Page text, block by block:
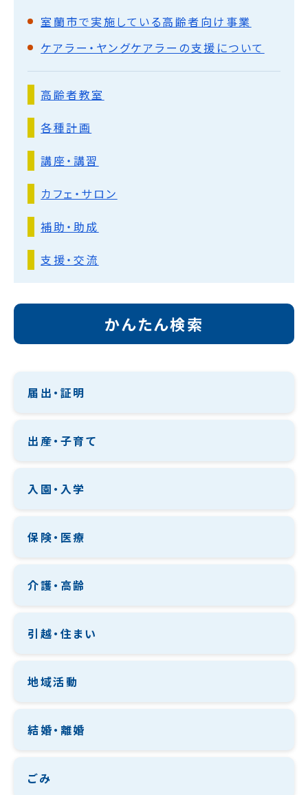
室蘭市で実施している高齢者向け事業
ケアラー・ヤングケアラーの支援について
高齢者教室
各種計画
講座・講習
カフェ・サロン
補助・助成
支援・交流
かんたん検索
届出・証明
出産・子育て
入園・入学
保険・医療
介護・高齢
引越・住まい
地域活動
結婚・離婚
ごみ